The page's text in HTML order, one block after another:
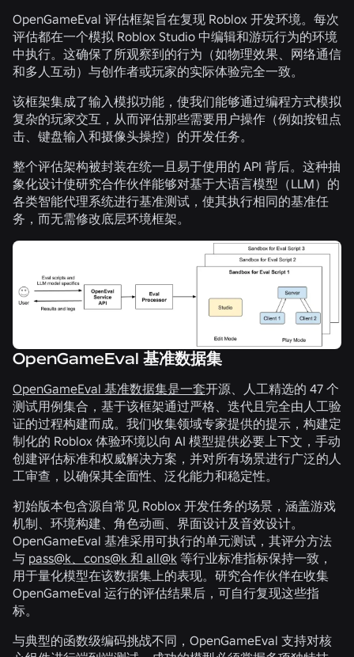
OpenGameEval 评估框架旨在复现 Roblox 开发环境。每次
评估都在一个模拟 Roblox Studio 中编辑和游玩行为的环境
中执行。这确保了所观察到的行为（如物理效果、网络通信
和多人互动）与创作者或玩家的实际体验完全一致。
该框架集成了输入模拟功能，使我们能够通过编程方式模拟
复杂的玩家交互，从而评估那些需要用户操作（例如按钮点
击、键盘输入和摄像头操控）的开发任务。
整个评估架构被封装在统一且易于使用的 API 背后。这种抽
象化设计使研究合作伙伴能够对基于大语言模型（LLM）的
各类智能代理系统进行基准测试，使其执行相同的基准任
务，而无需修改底层环境框架。
OpenGameEval 基准数据集
OpenGameEval 基准数据集是一套开源、人工精选的 47 个
测试用例集合，基于该框架通过严格、迭代且完全由人工验
证的过程构建而成。我们收集领域专家提供的提示，构建定
制化的 Roblox 体验环境以向 AI 模型提供必要上下文，手动
创建评估标准和权威解决方案，并对所有场景进行广泛的人
工审查，以确保其全面性、泛化能力和稳定性。
初始版本包含源自常见 Roblox 开发任务的场景，涵盖游戏
机制、环境构建、角色动画、界面设计及音效设计。
OpenGameEval 基准采用可执行的单元测试，其评分方法
与 pass@k、cons@k 和 all@k 等行业标准指标保持一致，
用于量化模型在该数据集上的表现。研究合作伙伴在收集
OpenGameEval 运行的评估结果后，可自行复现这些指
标。
与典型的函数级编码挑战不同，OpenGameEval 支持对核